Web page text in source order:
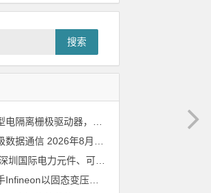
搜索
数据通信 2026年8月8日
罗姆即将亮相2026深圳国际电力元件、可再生能源管理展览会暨研讨会
大联大诠鼎集团携手Infineon以固态变压器重构配电效率新标杆